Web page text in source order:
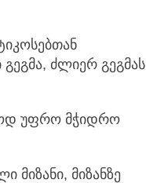
ძლიერ გეგმას
უფრო მჭიდრო
მიზანი, მიზანზე